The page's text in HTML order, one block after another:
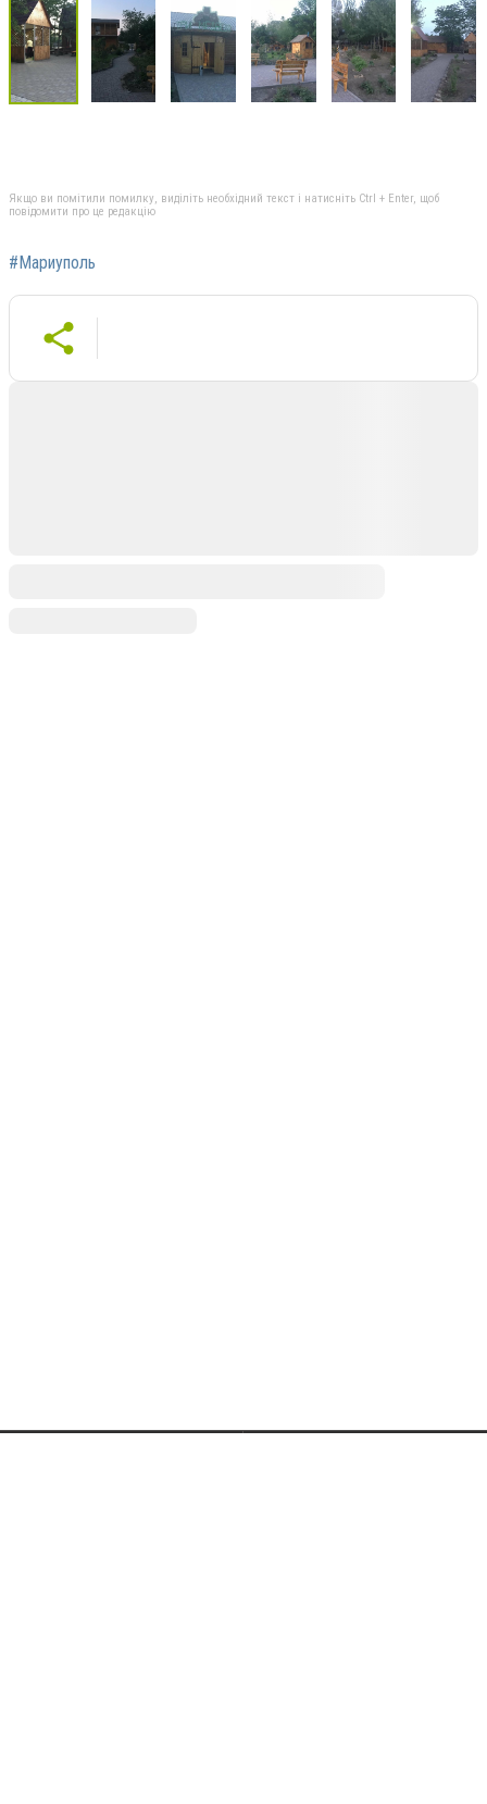
Якщо ви помітили помилку, виділіть необхідний текст і натисніть Ctrl + Enter, щоб
повідомити про це редакцію
#Мариуполь